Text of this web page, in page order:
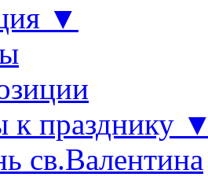
▼
к празднику
св.Валентина